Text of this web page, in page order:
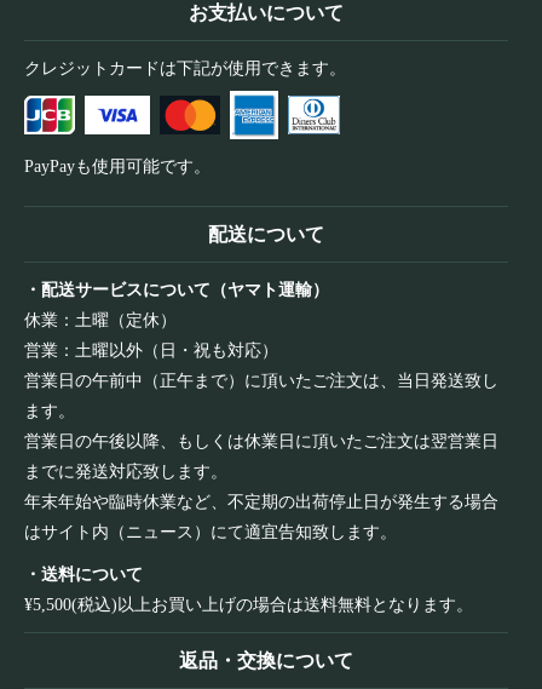
お支払いについて
クレジットカードは下記が使用できます。
PayPayも使用可能です。
配送について
・配送サービスについて（ヤマト運輸）
休業：土曜（定休）
営業：土曜以外（日・祝も対応）
営業日の午前中（正午まで）に頂いたご注文は、当日発送致し
ます。
営業日の午後以降、もしくは休業日に頂いたご注文は翌営業日
までに発送対応致します。
年末年始や臨時休業など、不定期の出荷停止日が発生する場合
はサイト内（ニュース）にて適宜告知致します。
・送料について
¥5,500(税込)以上お買い上げの場合は送料無料となります。
返品・交換について